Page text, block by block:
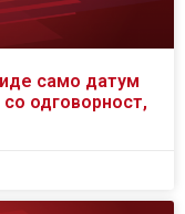
само датум
одговорност,